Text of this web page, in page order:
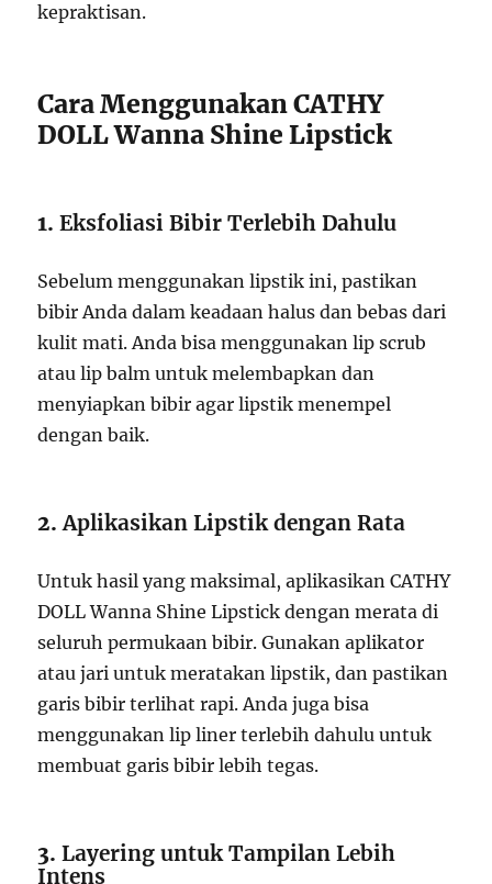
kepraktisan.
Cara Menggunakan CATHY
DOLL Wanna Shine Lipstick
1.Eksfoliasi Bibir Terlebih Dahulu
Sebelum menggunakan lipstik ini, pastikan
bibir Anda dalam keadaan halus dan bebas dari
kulit mati. Anda bisa menggunakan lip scrub
atau lip balm untuk melembapkan dan
menyiapkan bibir agar lipstik menempel
dengan baik.
2.Aplikasikan Lipstik dengan Rata
Untuk hasil yang maksimal, aplikasikan CATHY
DOLL Wanna Shine Lipstick dengan merata di
seluruh permukaan bibir. Gunakan aplikator
atau jari untuk meratakan lipstik, dan pastikan
garis bibir terlihat rapi. Anda juga bisa
menggunakan lip liner terlebih dahulu untuk
membuat garis bibir lebih tegas.
3.Layering untuk Tampilan Lebih
Intens